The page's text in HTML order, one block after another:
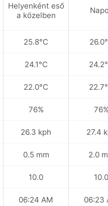
Helyenként eső
a közelben
25.8°C
24.1°C
22.0°C
76%
26.3 kph
0.5 mm
10.0
06:24 AM
76%
27.4
2.0
10.0
06:23